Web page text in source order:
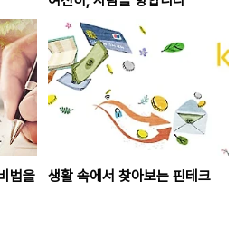
법을
생활 속에서 찾아보는 핀테크